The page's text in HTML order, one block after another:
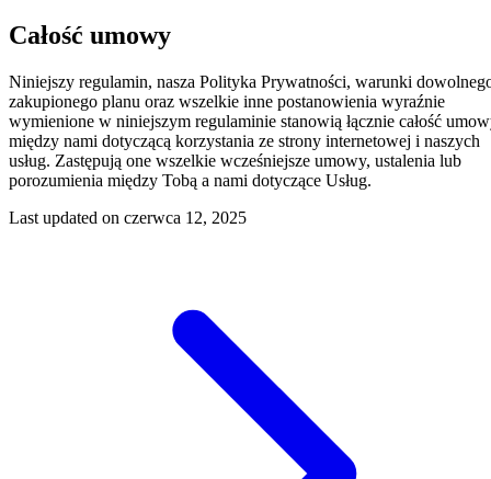
Całość umowy
Niniejszy regulamin, nasza Polityka Prywatności, warunki
zakupionego planu oraz wszelkie inne postanowienia wyraźnie
wymienione w niniejszym regulaminie stanowią łącznie całość
między nami dotyczącą korzystania ze strony internetowej i naszych
usług. Zastępują one wszelkie wcześniejsze umowy, ustalenia lub
porozumienia między Tobą a nami dotyczące Usług.
Last updated on czerwca 12, 2025